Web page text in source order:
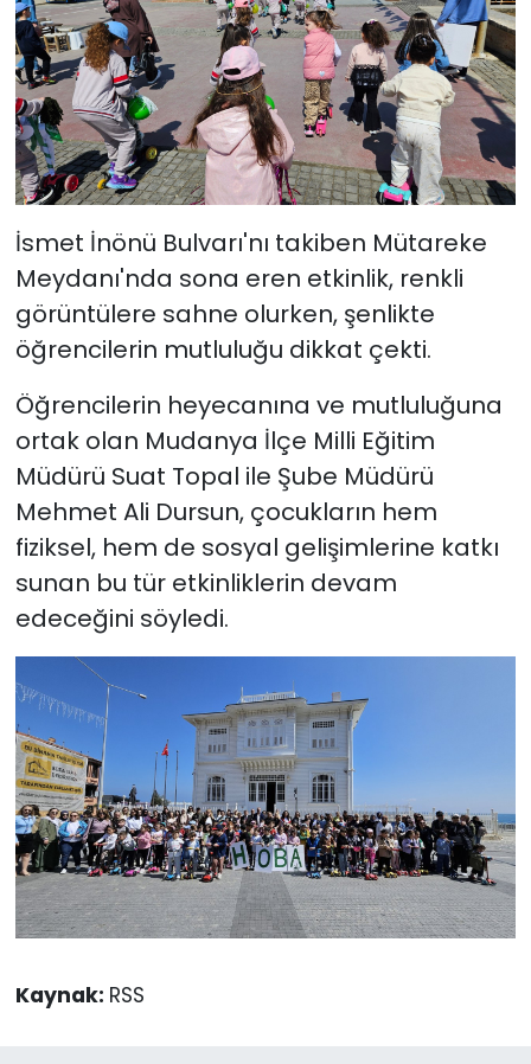
İsmet İnönü Bulvarı'nı takiben Mütareke
Meydanı'nda sona eren etkinlik, renkli
görüntülere sahne olurken, şenlikte
öğrencilerin mutluluğu dikkat çekti.
Öğrencilerin heyecanına ve mutluluğuna
ortak olan Mudanya İlçe Milli Eğitim
Müdürü Suat Topal ile Şube Müdürü
Mehmet Ali Dursun, çocukların hem
fiziksel, hem de sosyal gelişimlerine katkı
sunan bu tür etkinliklerin devam
edeceğini söyledi.
Kaynak: RSS